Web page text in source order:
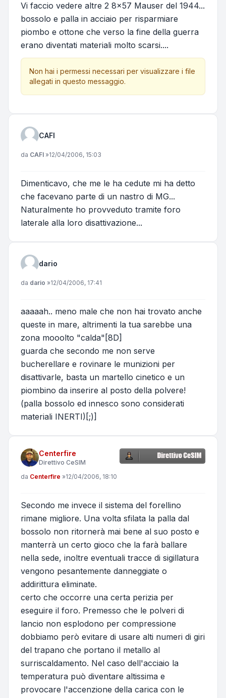
Vi faccio vedere altre 2 8x57 Mauser del 1944...
bossolo e palla in acciaio per risparmiare
piombo e ottone che verso la fine della guerra
erano diventati materiali molto scarsi....
Non hai i permessi necessari per visualizzare i file
allegati in questo messaggio.
CAFI
Messaggio
da CAFI »12/04/2006, 15:03
Dimenticavo, che me le ha cedute mi ha detto
che facevano parte di un nastro di MG...
Naturalmente ho provveduto tramite foro
laterale alla loro disattivazione...
dario
Messaggio
da dario »12/04/2006, 17:41
aaaaah.. meno male che non hai trovato anche
queste in mare, altrimenti la tua sarebbe una
zona mooolto "calda"[8D]
guarda che secondo me non serve
bucherellare e rovinare le munizioni per
disattivarle, basta un martello cinetico e un
piombino da inserire al posto della polvere!
(palla bossolo ed innesco sono considerati
materiali INERTI)[;)]
Centerfire
Direttivo CeSIM
Messaggio
da Centerfire »12/04/2006, 18:10
Secondo me invece il sistema del forellino
rimane migliore. Una volta sfilata la palla dal
bossolo non ritornerà mai bene al suo posto e
manterrà un certo gioco che la farà ballare
nella sede, inoltre eventuali tracce di sigillatura
vengono pesantemente danneggiate o
addirittura eliminate.
certo che occorre una certa perizia per
eseguire il foro. Premesso che le polveri di
lancio non esplodono per compressione
dobbiamo però evitare di usare alti numeri di giri
del trapano che portano il metallo al
surriscaldamento. Nel caso dell'acciaio la
temperatura può diventare altissima e
provocare l'accenzione della carica con le